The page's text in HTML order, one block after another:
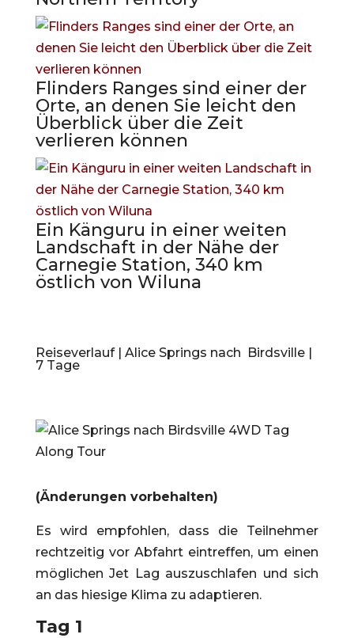
Flinders Ranges sind einer der
Orte, an denen Sie leicht den
Überblick über die Zeit
verlieren können
Ein Känguru in einer weiten
Landschaft in der Nähe der
Carnegie Station, 340 km
östlich von Wiluna
Reiseverlauf | Alice Springs nach Birdsville |
7 Tage
(Änderungen vorbehalten)
Es wird empfohlen, dass die Teilnehmer
rechtzeitig vor Abfahrt eintreffen, um einen
möglichen Jet Lag auszuschlafen und sich
an das hiesige Klima zu adaptieren.
Tag 1